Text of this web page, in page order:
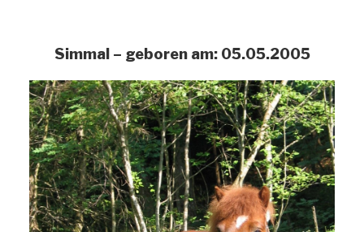
Simmal – geboren am: 05.05.2005